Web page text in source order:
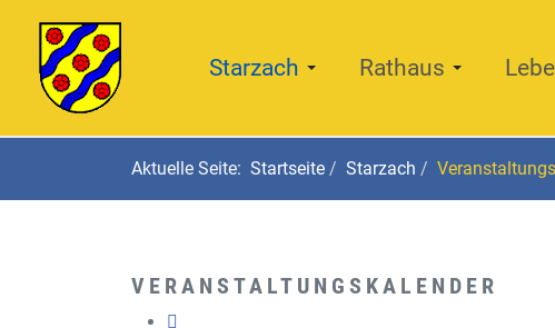
Starzach Rathaus
Aktuelle Seite: Startseite Starzach
VERANSTALTUNGSKALENDER